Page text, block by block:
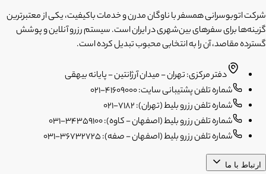
شرکت اتوبوسرانی همسفر با ناوگان مدرن و خدمات باکیفیت، یکی از معتبرترین
گزینه‌ها برای سفرهای بین‌شهری در ایران است. سیستم رزرو آنلاین و پوشش
گسترده مقاصد، آن را به انتخابی محبوب تبدیل کرده است.
دفتر مرکزی: تهران - میدان آرژانتین - پایانه بیهقی
شماره تلفن پشتیبانی سایت: 41609000-021
شماره تلفن رزرو بلیط (تهران): 7182-021
شماره تلفن رزرو بلیط (اصفهان - کاوه): 34359100-031
شماره تلفن رزرو بلیط (اصفهان - صفه): 36732725-031
ارتباط با ما